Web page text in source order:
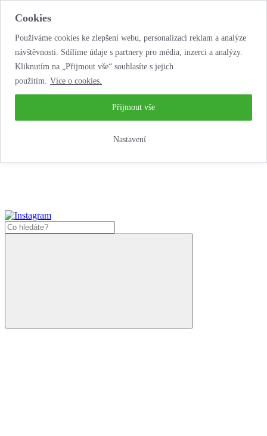
Cookies
Používáme cookies ke zlepšení webu, personalizaci reklam a analýze
návštěvnosti. Sdílíme údaje s partnery pro média, inzerci a analýzy.
Kliknutím na „Přijmout vše“ souhlasíte s jejich
použitím. Více o cookies.
Nastavení
Přijmout vše
...neobyčejná jízda životem!